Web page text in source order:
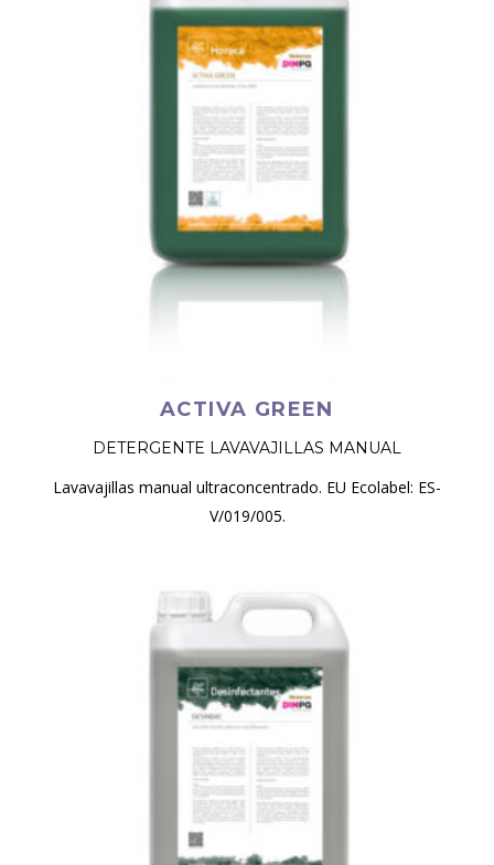
ACTIVA GREEN
DETERGENTE LAVAVAJILLAS MANUAL
Lavavajillas manual ultraconcentrado. EU Ecolabel: ES-
V/019/005.